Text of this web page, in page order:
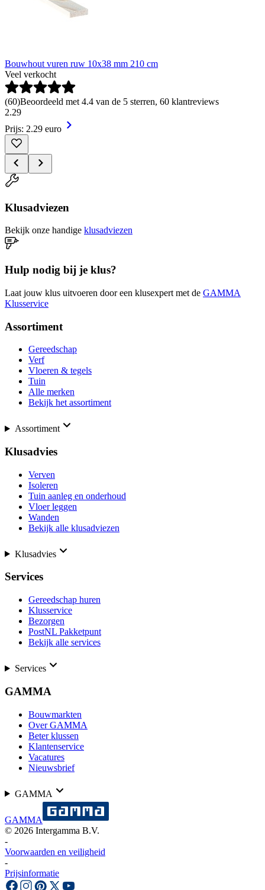
Bouwhout vuren ruw 10x38 mm 210 cm
Veel verkocht
(60)Beoordeeld met 4.4 van de 5 sterren, 60 klantreviews
2.29
Prijs: 2.29 euro
Klusadviezen
Bekijk onze handige klusadviezen
Hulp nodig bij je klus?
Laat jouw klus uitvoeren door een klusexpert met de GAMMA
Klusservice
Assortiment
Gereedschap
Verf
Vloeren & tegels
Tuin
Alle merken
Bekijk het assortiment
Assortiment
Klusadvies
Verven
Isoleren
Tuin aanleg en onderhoud
Vloer leggen
Wanden
Bekijk alle klusadviezen
Klusadvies
Services
Gereedschap huren
Klusservice
Bezorgen
PostNL Pakketpunt
Bekijk alle services
Services
GAMMA
Bouwmarkten
Over GAMMA
Beter klussen
Klantenservice
Vacatures
Nieuwsbrief
GAMMA
GAMMA
© 2026 Intergamma B.V.
-
Voorwaarden en veiligheid
-
Prijsinformatie